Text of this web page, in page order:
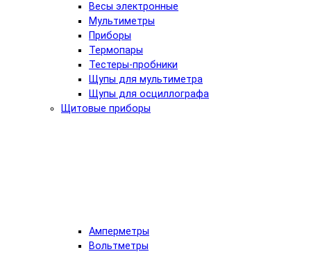
Весы электронные
Мультиметры
Приборы
Термопары
Тестеры-пробники
Щупы для мультиметра
Щупы для осциллографа
Щитовые приборы
Амперметры
Вольтметры